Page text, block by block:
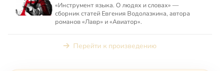
«Инструмент языка. О людях и словах» —
сборник статей Евгения Водолазкина, автора
романов «Лавр» и «Авиатор».
Перейти к произведению